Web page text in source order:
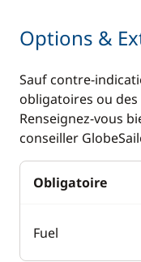
Options &
Sauf contre-
obligatoires ou
Renseignez-vous
conseiller
Obligatoire
Fuel